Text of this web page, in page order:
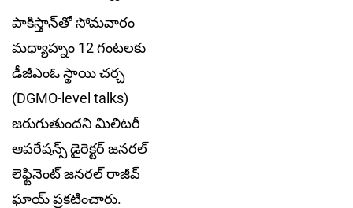
పాకిస్తాన్‌తో సోమవారం
మధ్యాహ్నం 12 గంటలకు
డీజీఎంఓ స్థాయి చర్చ
(DGMO-level talks)
జరుగుతుందని మిలిటరీ
ఆపరేషన్స్ డైరెక్టర్ జనరల్
లెఫ్టినెంట్ జనరల్ రాజీవ్
ఘాయ్ ప్రకటించారు.